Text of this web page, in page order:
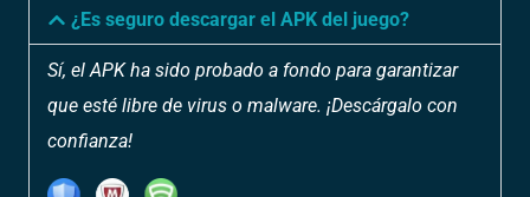
¿Es seguro descargar el APK del juego?
Sí, el APK ha sido probado a fondo para garantizar
que esté libre de virus o malware. ¡Descárgalo con
confianza!